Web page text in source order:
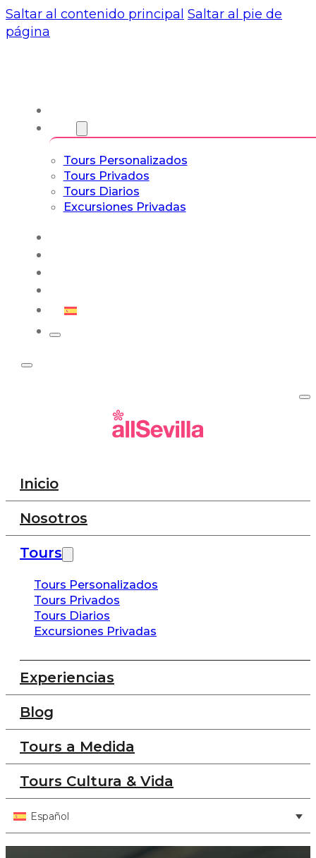
Saltar al contenido principal Saltar al pie de
página
Tours Personalizados
Tours Privados
Tours Diarios
Excursiones Privadas
Inicio
Nosotros
Tours
Tours Personalizados
Tours Privados
Tours Diarios
Excursiones Privadas
Experiencias
Blog
Tours a Medida
Tours Cultura & Vida
Español